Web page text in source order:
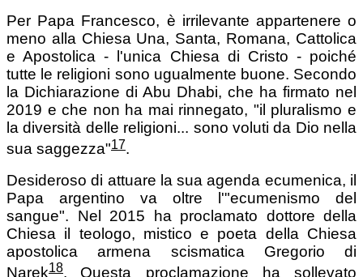
Per Papa Francesco, è irrilevante appartenere o
meno alla Chiesa Una, Santa, Romana, Cattolica
e Apostolica - l'unica Chiesa di Cristo - poiché
tutte le religioni sono ugualmente buone. Secondo
la Dichiarazione di Abu Dhabi, che ha firmato nel
2019 e che non ha mai rinnegato, "il pluralismo e
la diversità delle religioni... sono voluti da Dio nella
sua saggezza"17.
Desideroso di attuare la sua agenda ecumenica, il
Papa argentino va oltre l'"ecumenismo del
sangue". Nel 2015 ha proclamato dottore della
Chiesa il teologo, mistico e poeta della Chiesa
apostolica armena scismatica Gregorio di
Narek18.
Questa proclamazione ha sollevato